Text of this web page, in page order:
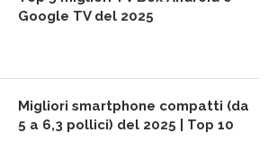
Google TV del 2025
Migliori smartphone compatti (da
5 a 6,3 pollici) del 2025 | Top 10